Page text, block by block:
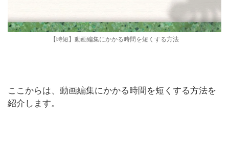
【時短】動画編集にかかる時間を短くする方法
ここからは、動画編集にかかる時間を短くする方法を
紹介します。